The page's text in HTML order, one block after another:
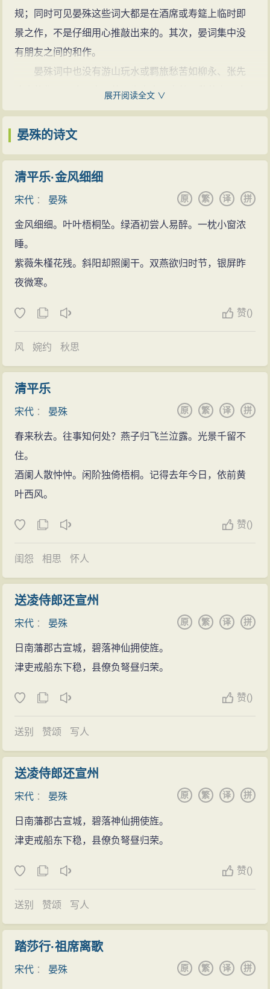
直使馆陈彭年的器重。三年，召试中书，任太常寺奉礼
郎。
宦海沉浮
大中祥符元年（1008年）任光禄寺丞，他父亲去
召回任职，跟从皇上到太清官祭祀。皇上令他编修宝
期结束后再任职。皇上没有允许。又被调任为太常寺
丞，被提升为左正言、直史馆，做了升王府记室参军，
掌书写笺。年中时，迁升为户部员外郎，做了太子舍
人，不久又做了知制诰、判集贤院。过了很长时间，做
了翰林学士，迁升为左庶子。皇上每次向晏殊询问事
情，都是用方寸小字把所问的内容写在小纸片上给他。
晏殊把自己的建议写好后，连同那个小纸片都装在一起
呈给皇上，皇上对他的谨慎严密很欣赏。乾兴元年
丁谓、枢密使曹利用想独揽大权，朝中众官议论纷纷，
持。为此，迁右谏议大夫兼侍读学士、加给事中，后任
礼部侍郎知审官院、郊礼仪仗使、迁枢密副使。因反对
张耆升任枢密使，违反了刘太后的旨意，加之在玉清宫
怒以朝笏撞折侍从的门牙，被御史弹劾。
创办教育
天圣五年（1027年），以刑部侍郎贬知宣州，后改
知应天府。在此期间，他极重视书院的发展，大力扶持
应天府书院，力邀范仲淹到书院讲学，培养了大批人
称宋初四大书院。这是自五代以来，学校屡遭禁废后，
又与枢密副使范仲淹一起，倡导州、县立学和改革教学
内容，官学设教授。自此，京师至郡县，都设有官学。
这就是有名的“庆历兴学”。
扭转战局
明道元年（1032年），晏殊升任参知政事（副宰
相）加尚书左丞。第二年
年后召任刑部尚书兼御史中丞，复为三司使。时值李元
退。晏殊全面分析当时的军事形势，从失利中找原因，
针对存在的问题，奏请仁宗后，办了四件加强军备的大
事：撤消内臣监军，使军队统帅有权决定军中大事；召
募、训练弓箭手，以备作战之用；清理宫中长期积压的
财物，资助边关军饷；追回被各司侵占的物资，充实国
库。由此，宋军很快平定了西夏的进犯。
庆历二年（1042年），晏殊官拜宰相，以枢密使加
（1044年），因撰修李宸妃墓志等事，遭孙甫、蔡襄弹
劾，贬为工部尚书知颖州，后又以礼部、刑部尚书知陈
州、许州。60岁时以户部尚书、观文殿大学士知永兴军
规；同时可见晏殊这些词大都是在酒席或寿筵上临时即
景之作，不是仔细用心推敲出来的。其次，晏词集中没
有朋友之间的和作。
晏殊词中也没有游山玩水或羁旅愁苦如柳永、张先
诸人的作品，这是由于他一生富贵，自然无愁苦之词,但
他也并非全无悲戚，不过他所悲所戚的是人生中共有的
“无可奈何”的共悲，而非个人为某事的小悲小痛，又因为
观那样表达出来，所以他词中又似乎有一种潜伏的风
可而止。
展开阅读全文 ∨
晏殊的诗文
清平乐·金风细细
宋代 ： 晏殊 拼
译
繁
原
金风细细。叶叶梧桐坠。绿酒初尝人易醉。一枕小窗浓
睡。
紫薇朱槿花残。斜阳却照阑干。双燕欲归时节，银屏昨
夜微寒。
赞()
风 婉约 秋思
清平乐
宋代 ： 晏殊 拼
译
繁
原
春来秋去。往事知何处？燕子归飞兰泣露。光景千留不
住。
酒阑人散忡忡。闲阶独倚梧桐。记得去年今日，依前黄
叶西风。
赞()
闺怨 相思 怀人
送凌侍郎还宣州
宋代 ： 晏殊 拼
译
繁
原
日南藩郡古宣城，碧落神仙拥使旌。
津吏戒船东下稳，县僚负弩昼归荣。
赞()
送别 赞颂 写人
送凌侍郎还宣州
宋代 ： 晏殊 拼
译
繁
原
日南藩郡古宣城，碧落神仙拥使旌。
津吏戒船东下稳，县僚负弩昼归荣。
赞()
送别 赞颂 写人
踏莎行·祖席离歌
宋代 ： 晏殊 拼
译
繁
原